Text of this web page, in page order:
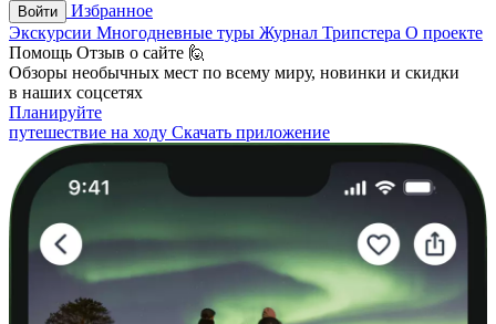
Войти
Избранное
Экскурсии Многодневные туры Журнал Трипстера О проекте
Помощь Отзыв о сайте 🙋
Обзоры необычных мест по всему миру, новинки и скидки
в наших соцсетях
Планируйте
путешествие на ходу Скачать приложение